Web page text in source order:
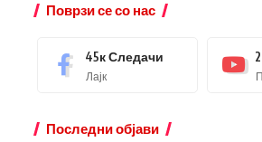
Поврзи се со нас
45кСледачи
Лајк
Последни објави